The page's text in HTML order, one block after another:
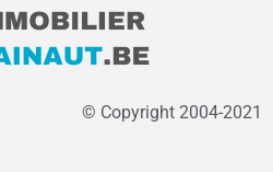
© Copyright 2004-2021